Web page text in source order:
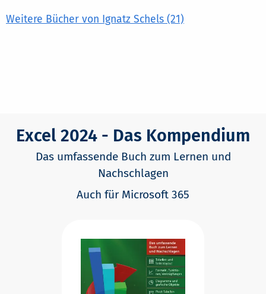
Weitere Bücher von Ignatz Schels (21)
Excel 2024 - Das Kompendium
Das umfassende Buch zum Lernen und
Nachschlagen
Auch für Microsoft 365